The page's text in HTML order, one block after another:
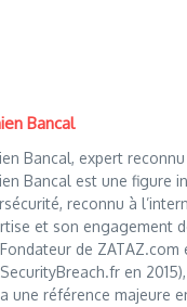
Bancal
Bancal, expert
Bancal est une figure
reconnu à
et son engagement
de ZATAZ.com
en
une référence majeure